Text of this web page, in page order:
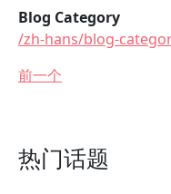
Blog Category
/zh-hans/blog-
前一个
热门话题